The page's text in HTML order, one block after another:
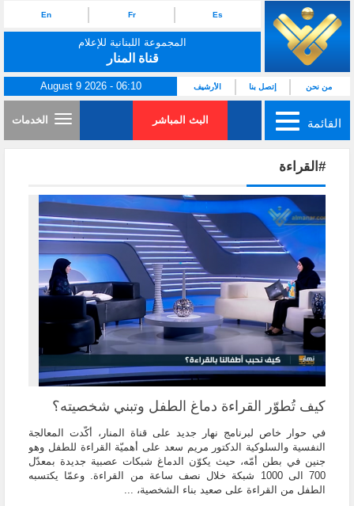
Es
Fr
En
المجموعة اللبنانية للإعلام
قناة المنار
من نحن إتصل بنا الأرشيف August 9 2026 - 06:10
القائمة البث المباشر الخدمات
#القراءة
كيف تُطوّر القراءة دماغ الطفل وتبني شخصيته؟
في حوار خاص لبرنامج نهار جديد على قناة المنار، أكّدت المعالجة
النفسية والسلوكية الدكتور مريم سعد على أهميّة القراءة للطفل وهو
جنين في بطن أمّه، حيث يكوّن الدماغ شبكات عصبية جديدة بمعدّل
700 الى 1000 شبكة خلال نصف ساعة من القراءة. وعمّا يكتسبه
الطفل من القراءة على صعيد بناء الشخصية، ...